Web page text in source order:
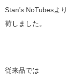
Stan’s NoTubesよ
荷しました。
従来品では